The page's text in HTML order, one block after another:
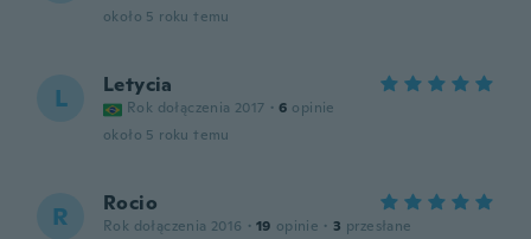
około 5 roku temu
L Letycia
Rok dołączenia 2017 · 6 opinie
około 5 roku temu
R Rocio
Rok dołączenia 2016 · 19 opinie · 3 przesłane